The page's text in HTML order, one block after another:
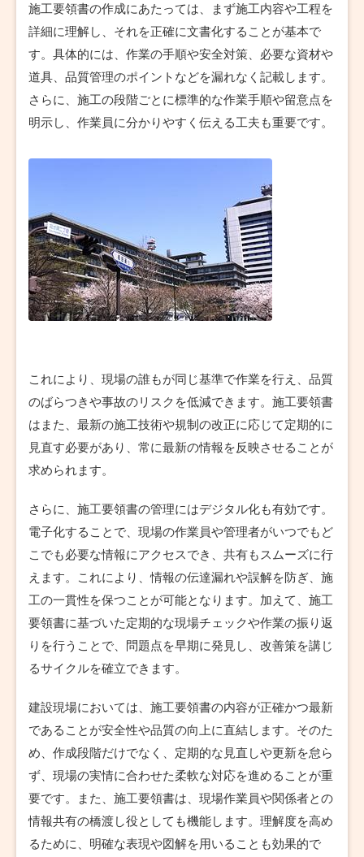
施工要領書の作成にあたっては、まず施工内容や工程を
詳細に理解し、それを正確に文書化することが基本で
す。具体的には、作業の手順や安全対策、必要な資材や
道具、品質管理のポイントなどを漏れなく記載します。
さらに、施工の段階ごとに標準的な作業手順や留意点を
明示し、作業員に分かりやすく伝える工夫も重要です。
これにより、現場の誰もが同じ基準で作業を行え、品質
のばらつきや事故のリスクを低減できます。施工要領書
はまた、最新の施工技術や規制の改正に応じて定期的に
見直す必要があり、常に最新の情報を反映させることが
求められます。
さらに、施工要領書の管理にはデジタル化も有効です。
電子化することで、現場の作業員や管理者がいつでもど
こでも必要な情報にアクセスでき、共有もスムーズに行
えます。これにより、情報の伝達漏れや誤解を防ぎ、施
工の一貫性を保つことが可能となります。加えて、施工
要領書に基づいた定期的な現場チェックや作業の振り返
りを行うことで、問題点を早期に発見し、改善策を講じ
るサイクルを確立できます。
建設現場においては、施工要領書の内容が正確かつ最新
であることが安全性や品質の向上に直結します。そのた
め、作成段階だけでなく、定期的な見直しや更新を怠ら
ず、現場の実情に合わせた柔軟な対応を進めることが重
要です。また、施工要領書は、現場作業員や関係者との
情報共有の橋渡し役としても機能します。理解度を高め
るために、明確な表現や図解を用いることも効果的で